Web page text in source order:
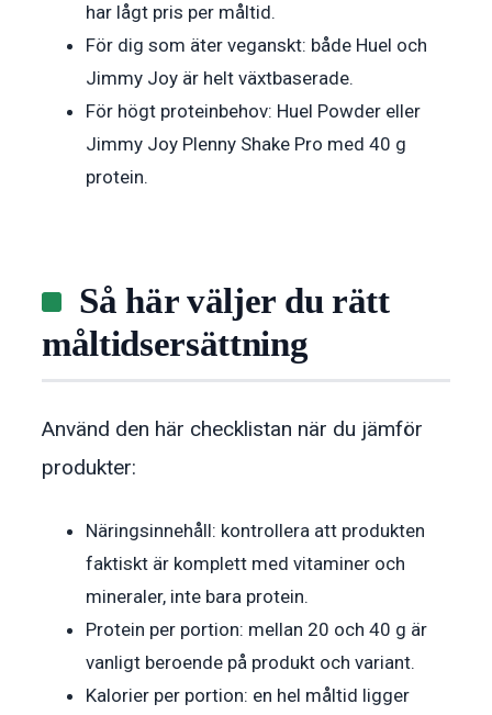
har lågt pris per måltid.
För dig som äter veganskt: både Huel och
Jimmy Joy är helt växtbaserade.
För högt proteinbehov: Huel Powder eller
Jimmy Joy Plenny Shake Pro med 40 g
protein.
Så här väljer du rätt
måltidsersättning
Använd den här checklistan när du jämför
produkter:
Näringsinnehåll: kontrollera att produkten
faktiskt är komplett med vitaminer och
mineraler, inte bara protein.
Protein per portion: mellan 20 och 40 g är
vanligt beroende på produkt och variant.
Kalorier per portion: en hel måltid ligger